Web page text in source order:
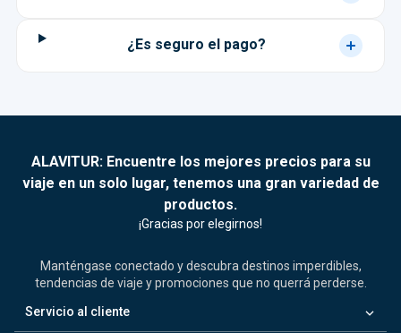
¿Es seguro el pago?
ALAVITUR: Encuentre los mejores precios para su
viaje en un solo lugar, tenemos una gran variedad de
productos.
¡Gracias por elegirnos!
Manténgase conectado y descubra destinos imperdibles,
tendencias de viaje y promociones que no querrá perderse.
Servicio al cliente
keyboard_arrow_down